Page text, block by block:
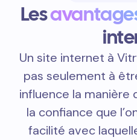
Les
Un site internet à
pas seulement à
influence la manière
la confiance que
facilité avec